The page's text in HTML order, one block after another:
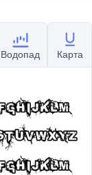
Водопад Карта